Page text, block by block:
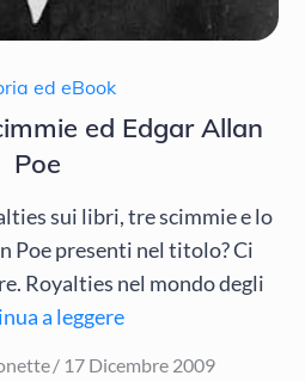
ed eBook
ed Edgar Allan
Poe
sui libri, tre scimmie e lo
Poe presenti nel titolo? Ci
Royalties nel mondo degli
a leggere
Posted
17 Dicembre 2009